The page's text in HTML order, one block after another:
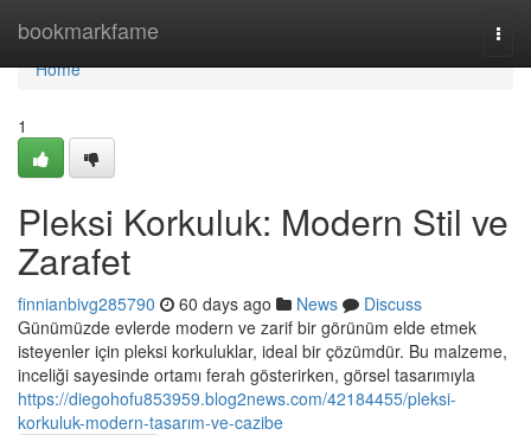
bookmarkfame
Home
Home
1
Pleksi Korkuluk: Modern Stil ve
Zarafet
finnianbivg285790 60 days ago News
Discuss
Günümüzde evlerde modern ve zarif bir görünüm elde etmek
isteyenler için pleksi korkuluklar, ideal bir çözümdür. Bu malzeme,
inceliği sayesinde ortamı ferah gösterirken, görsel tasarımıyla
https://diegohofu853959.blog2news.com/42184455/pleksi-
korkuluk-modern-tasarım-ve-cazibe